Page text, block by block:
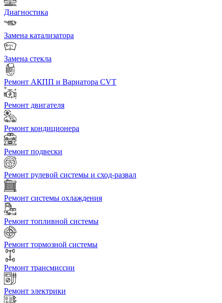
Диагностика
Замена катализатора
Замена стекла
Ремонт АКПП и Вариатора CVT
Ремонт двигателя
Ремонт кондиционера
Ремонт подвески
Ремонт рулевой системы и сход-развал
Ремонт системы охлаждения
Ремонт топливной системы
Ремонт тормозной системы
Ремонт трансмиссии
Ремонт электрики